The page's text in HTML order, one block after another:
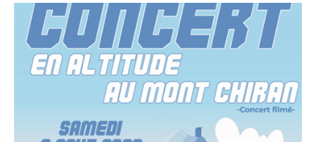
Concert par Les Cigales engatsées (rock trad provençal)
Toys ( reprises Rolling Stones).